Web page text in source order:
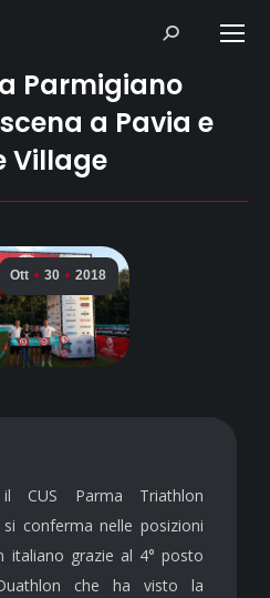
Search:
Parmigiano
a Pavia e
Village
Ott 30 2018
CUS Parma Triathlon
conferma nelle posizioni
italiano grazie al 4° posto
che ha visto la